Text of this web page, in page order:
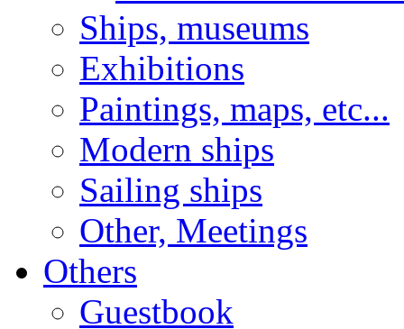
Ships, museums
Exhibitions
Paintings, maps, etc...
Modern ships
Sailing ships
Other, Meetings
Others
Guestbook